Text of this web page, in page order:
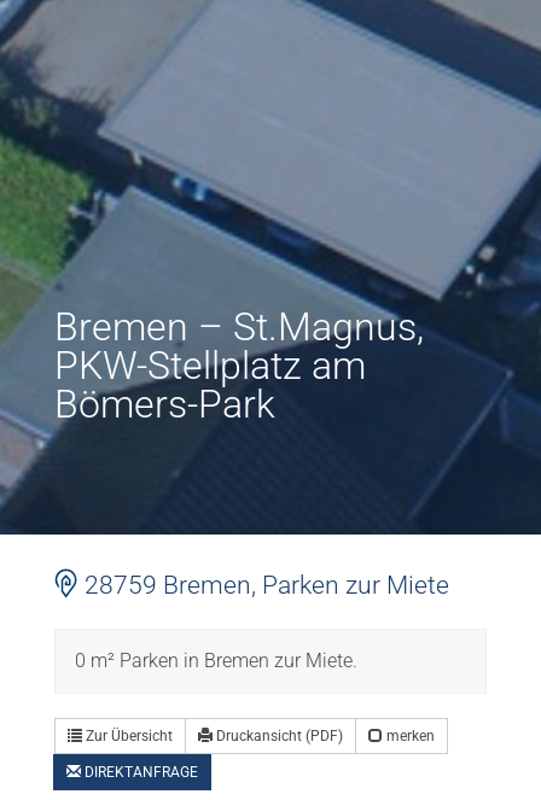
Bremen – St.Magnus,
PKW-Stellplatz am
Bömers-Park
28759 Bremen, Parken zur Miete
0 m² Parken in Bremen zur Miete.
Zur Übersicht Druckansicht (PDF) merken
DIREKTANFRAGE